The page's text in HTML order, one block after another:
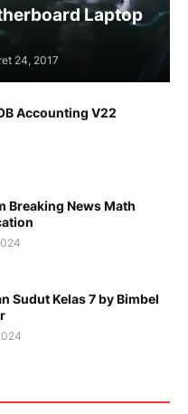
Laptop
24, 2017
Accounting V22
Breaking News Math
Sudut Kelas 7 by Bimbel